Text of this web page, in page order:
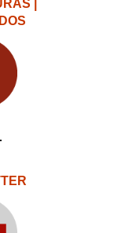
|